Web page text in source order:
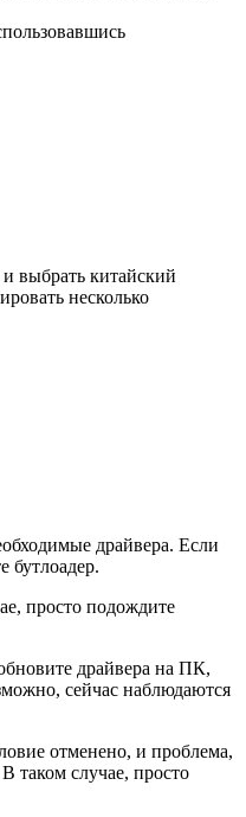
выбрать китайский
несколько
драйвера. Если
бутлоадер.
просто подождите
драйвера на ПК,
сейчас наблюдаются
отменено, и проблема,
таком случае, просто